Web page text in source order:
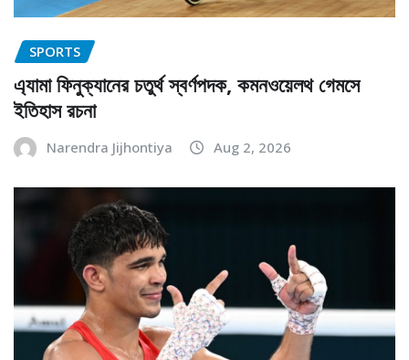
SPORTS
এ্যামা ফিনুক্যানের চতুর্থ স্বর্ণপদক, কমনওয়েলথ গেমসে
ইতিহাস রচনা
Narendra Jijhontiya Aug 2, 2026